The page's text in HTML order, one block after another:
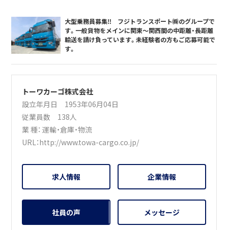
大型乗務員募集‼ フジトランスポート㈱のグループで
す。一般貨物をメインに関東～関西間の中距離・長距離
輸送を請け負っています。未経験者の方もご応募可能で
す。
トーワカーゴ株式会社
設立年月日 1953年06月04日
従業員数 138人
業 種：運輸・倉庫・物流
URL：http://www.towa-cargo.co.jp/
求人情報 企業情報
社員の声 メッセージ